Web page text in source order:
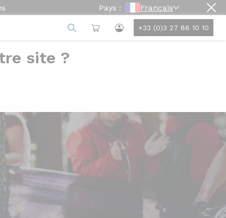
Pays : Français
+33 (0)3 27 88 10 10
site ?